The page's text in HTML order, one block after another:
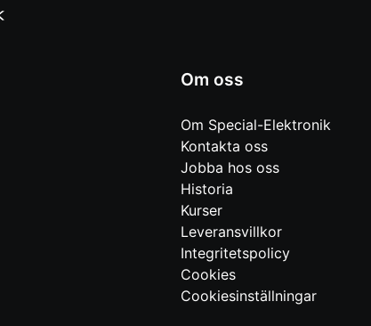
Om oss
Om Special-Elektronik
Kontakta oss
Jobba hos oss
Historia
Kurser
Leveransvillkor
Integritetspolicy
Cookies
Cookiesinställningar